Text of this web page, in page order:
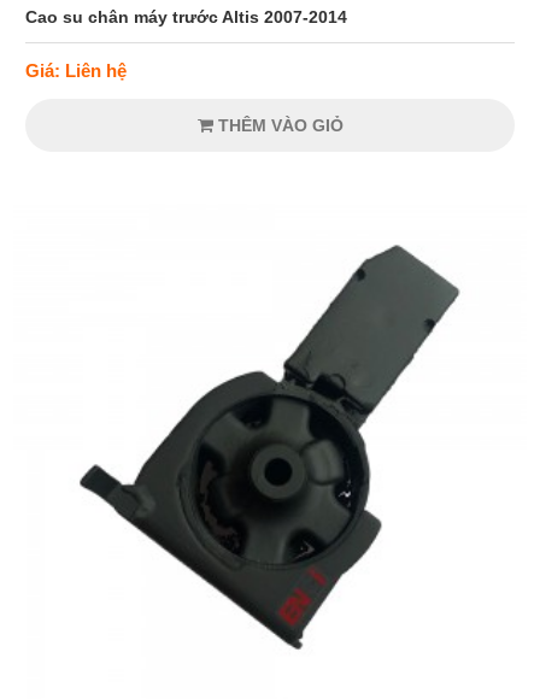
Cao su chân máy trước Altis 2007-2014
Giá: Liên hệ
THÊM VÀO GIỎ